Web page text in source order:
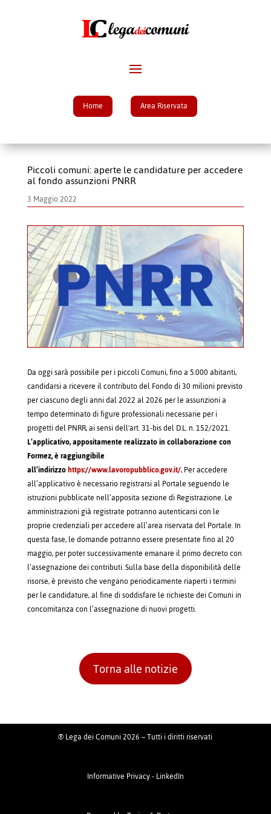
Home Area Riservata
Piccoli comuni: aperte le candidature per accedere
al fondo assunzioni PNRR
3 Maggio 2022
Da oggi sarà possibile per i piccoli Comuni, fino a 5.000 abitanti,
candidarsi a ricevere il contributo del Fondo di 30 milioni previsto
per ciascuno degli anni dal 2022 al 2026 per le assunzioni a
tempo determinato di figure professionali necessarie per i
progetti del PNRR, ai sensi dell'art. 31-bis del D.L. n. 152/2021.
L’applicativo, appositamente realizzato in collaborazione con
Formez, è raggiungibile
all’indirizzohttps://www.lavoropubblico.gov.it/.Per accedere
all’applicativo è necessario registrarsi al Portale seguendo le
istruzioni pubblicate nell’apposita sezione di Registrazione. Le
amministrazioni già registrate potranno autenticarsi con le
proprie credenziali per accedere all’area riservata del Portale. In
questa fase, le domande potranno essere presentate fino al 20
maggio, per poter successivamente emanare il primo decreto con
l’assegnazione dei contributi. Sulla base della disponibilità delle
risorse, è previsto che vengano periodicamente riaperti i termini
per le candidature, al fine di soddisfare le richieste dei Comuni in
concomitanza con l’assegnazione di nuovi progetti.
Torna alle notizie
® Lega dei Comuni 2026 – Tutti i diritti riservati
Informative Privacy-LinkedIn